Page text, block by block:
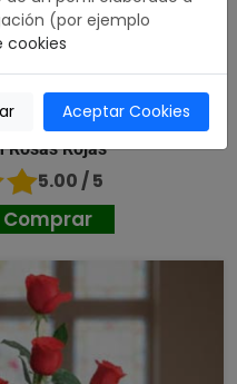
Rosas Rojas
5.00 / 5
Comprar
(por ejemplo
cookies
Aceptar Cookies